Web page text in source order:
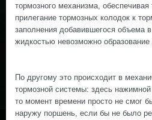
тормозного механизма,
прилегание тормозных колодок к
заполнения добавившегося объема
жидкостью невозможно
По другому это происходит в
тормозной системы: здесь
то момент времени просто не смог
наружу поршень, если бы не было